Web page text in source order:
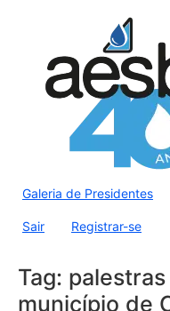
Galeria de Presidentes
Sair Registrar-se
Tag:
município de